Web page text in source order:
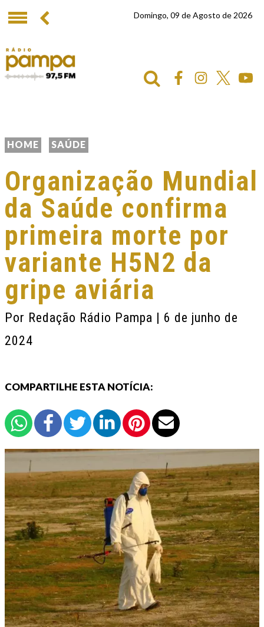
Domingo, 09 de Agosto de 2026
HOME SAÚDE
Organização Mundial
da Saúde confirma
primeira morte por
variante H5N2 da
gripe aviária
Por Redação Rádio Pampa | 6 de junho de
2024
COMPARTILHE ESTA NOTÍCIA: